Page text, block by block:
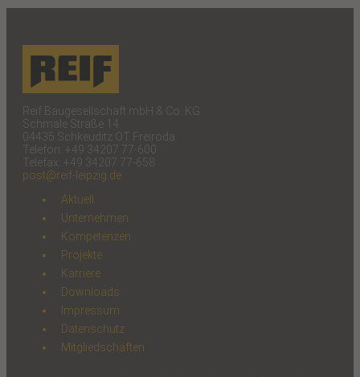
Reif Baugesellschaft mbH & Co. KG
Schmale Straße 14
04435 Schkeuditz OT Freiroda
Telefon: +49 34207 77-600
Telefax: +49 34207 77-658
post@reif-leipzig.de
Aktuell
Unternehmen
Kompetenzen
Projekte
Karriere
Downloads
Impressum
Datenschutz
Mitgliedschaften